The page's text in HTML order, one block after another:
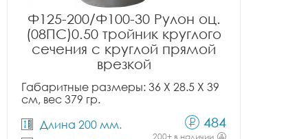
Ф125-200/Ф100-30 Рулон оц.
(08ПС)0.50 тройник круглого
сечения с круглой прямой
врезкой
Габаритные размеры: 36 X 28.5 X 39
см, вес 379 гр.
Длина 200 мм.
484
200+ в наличии